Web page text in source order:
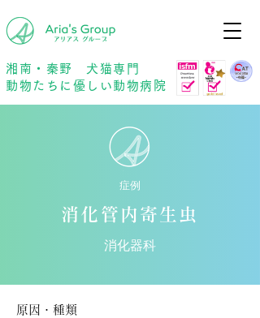
湘南・秦野 犬猫専門
動物たちに優しい動物病院
症例
消化管内寄生虫
消化器科
原因・種類